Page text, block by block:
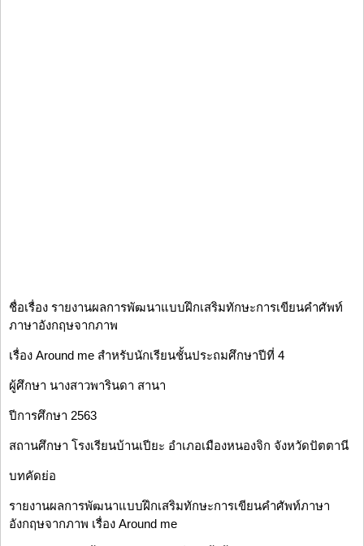
ชื่อเรื่อง รายงานผลการพัฒนาแบบฝึกเสริมทักษะการเขียนคำศัพท์
ภาษาอังกฤษจากภาพ
เรื่อง Around me สำหรับนักเรียนชั้นประถมศึกษาปีที่ 4
ผู้ศึกษา นางสาวพารินดา สานา
ปีการศึกษา 2563
สถานศึกษา โรงเรียนบ้านเปียะ อำเภอเมืองหนองจิก จังหวัดปัตตานี
บทคัดย่อ
รายงานผลการพัฒนาแบบฝึกเสริมทักษะการเขียนคำศัพท์ภาษา
อังกฤษจากภาพ เรื่อง Around me